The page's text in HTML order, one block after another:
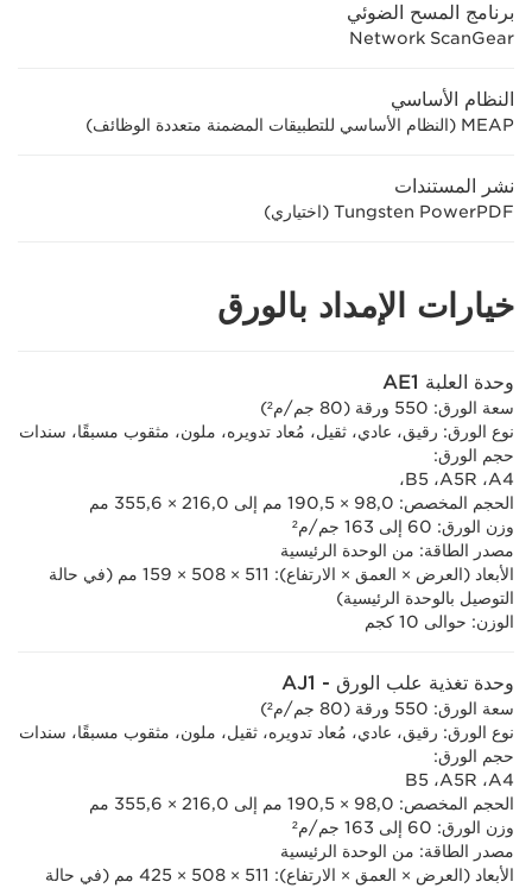
برنامج المسح الضوئي
Network ScanGear
النظام الأساسي
MEAP (النظام الأساسي للتطبيقات المضمنة متعددة الوظائف)
نشر المستندات
Tungsten PowerPDF (اختياري)
خيارات الإمداد بالورق
وحدة العلبة AE1
سعة الورق: 550 ورقة (80 جم/م²)
نوع الورق: رقيق، عادي، ثقيل، مُعاد تدويره، ملون، مثقوب مسبقًا، سندات
حجم الورق:
A4،‏ A5R،‏ B5،
الحجم المخصص: 98,0 × 190,5 مم إلى 216,0 × 355,6 مم
وزن الورق: 60 إلى 163 جم/م²
مصدر الطاقة: من الوحدة الرئيسية
الأبعاد (العرض × العمق × الارتفاع): 511 × 508 × 159 مم (في حالة
التوصيل بالوحدة الرئيسية)
الوزن: حوالى 10 كجم
وحدة تغذية علب الورق - AJ1
سعة الورق: 550 ورقة (80 جم/م²)
نوع الورق: رقيق، عادي، مُعاد تدويره، ثقيل، ملون، مثقوب مسبقًا، سندات
حجم الورق:
A4،‏ A5R،‏ B5
الحجم المخصص: 98,0 × 190,5 مم إلى 216,0 × 355,6 مم
وزن الورق: 60 إلى 163 جم/م²
مصدر الطاقة: من الوحدة الرئيسية
الأبعاد (العرض × العمق × الارتفاع): 511 × 508 × 425 مم (في حالة